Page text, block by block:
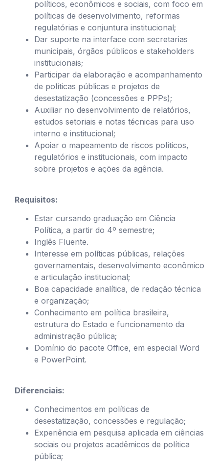
políticos, econômicos e sociais, com foco em
políticas de desenvolvimento, reformas
regulatórias e conjuntura institucional;
Dar suporte na interface com secretarias
municipais, órgãos públicos e stakeholders
institucionais;
Participar da elaboração e acompanhamento
de políticas públicas e projetos de
desestatização (concessões e PPPs);
Auxiliar no desenvolvimento de relatórios,
estudos setoriais e notas técnicas para uso
interno e institucional;
Apoiar o mapeamento de riscos políticos,
regulatórios e institucionais, com impacto
sobre projetos e ações da agência.
Requisitos:
Estar cursando graduação em Ciência
Política, a partir do 4º semestre;
Inglês Fluente.
Interesse em políticas públicas, relações
governamentais, desenvolvimento econômico
e articulação institucional;
Boa capacidade analítica, de redação técnica
e organização;
Conhecimento em política brasileira,
estrutura do Estado e funcionamento da
administração pública;
Domínio do pacote Office, em especial Word
e PowerPoint.
Diferenciais:
Conhecimentos em políticas de
desestatização, concessões e regulação;
Experiência em pesquisa aplicada em ciências
sociais ou projetos acadêmicos de política
pública;